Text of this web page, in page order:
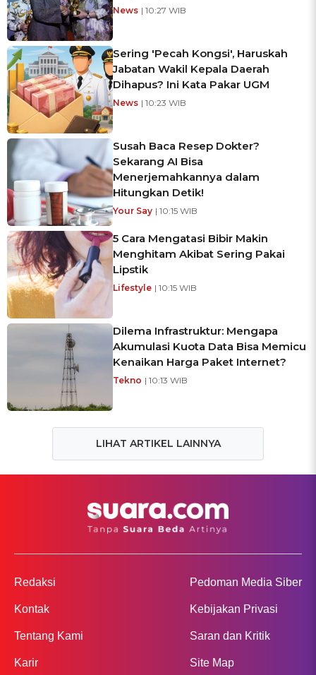
News | 10:27 WIB
Sering 'Pecah Kongsi', Haruskah
Jabatan Wakil Kepala Daerah
Dihapus? Ini Kata Pakar UGM
News | 10:23 WIB
Susah Baca Resep Dokter?
Sekarang AI Bisa
Menerjemahkannya dalam
Hitungkan Detik!
Your Say | 10:15 WIB
5 Cara Mengatasi Bibir Makin
Menghitam Akibat Sering Pakai
Lipstik
Lifestyle | 10:15 WIB
Dilema Infrastruktur: Mengapa
Akumulasi Kuota Data Bisa Memicu
Kenaikan Harga Paket Internet?
Tekno | 10:13 WIB
LIHAT ARTIKEL LAINNYA
Redaksi
Kontak
Tentang Kami
Karir
Pedoman Media Siber
Kebijakan Privasi
Saran dan Kritik
Site Map